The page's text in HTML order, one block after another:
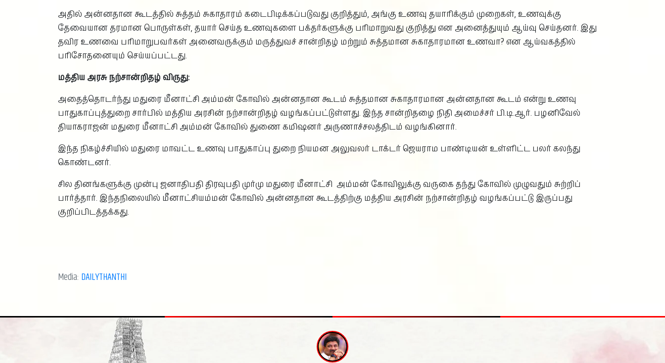
அதில் அன்னதான கூடத்தில் சுத்தம் சுகாதாரம் கடைபிடிக்கப்படுவது குறித்தும், அங்கு உணவு தயாரிக்கும் முறைகள், உணவுக்கு
தேவையான தரமான பொருள்கள், தயார் செய்த உணவுகளை பக்தர்களுக்கு பரிமாறுவது குறித்து என அனைத்துயும் ஆய்வு செய்தனர். இது
தவிர உணவை பரிமாறுபவர்கள் அனைவருக்கும் மருத்துவச் சான்றிதழ் மற்றும் சுத்தமான சுகாதாரமான உணவா? என ஆய்வகத்தில்
பரிசோதனையும் செய்யப்பட்டது.
மத்திய அரசு நற்சான்றிதழ் விருது:
அதைத்தொடர்ந்து மதுரை மீனாட்சி அம்மன் கோவில் அன்னதான கூடம் சுத்தமான சுகாதாரமான அன்னதான கூடம் என்று உணவு
பாதுகாப்புத்துறை சார்பில் மத்திய அரசின் நற்சான்றிதழ் வழங்கப்பட்டுள்ளது. இந்த சான்றிதழை நிதி அமைச்சர் பி.டி.ஆர். பழனிவேல்
தியாகராஜன் மதுரை மீனாட்சி அம்மன் கோவில் துணை கமிஷனர் அருணாச்சலத்திடம் வழங்கினார்.
இந்த நிகழ்ச்சியில் மதுரை மாவட்ட உணவு பாதுகாப்பு துறை நியமன அலுவலர் டாக்டர் ஜெயராம பாண்டியன் உள்ளிட்ட பலர் கலந்து
கொண்டனர்.
சில தினங்களுக்கு முன்பு ஜனாதிபதி திரவுபதி முர்மு மதுரை மீனாட்சி அம்மன் கோவிலுக்கு வருகை தந்து கோவில் முழுவதும் சுற்றிப்
பார்த்தார். இந்தநிலையில் மீனாட்சியம்மன் கோவில் அன்னதான கூடத்திற்கு மத்திய அரசின் நற்சான்றிதழ் வழங்கப்பட்டு இருப்பது
குறிப்பிடத்தக்கது.
Media: DAILYTHANTHI